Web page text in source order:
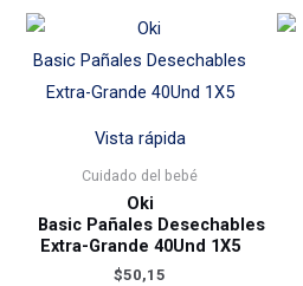
Vista rápida
Cuidado del bebé
Oki
Basic Pañales Desechables
Extra-Grande 40Und 1X5
$50,15